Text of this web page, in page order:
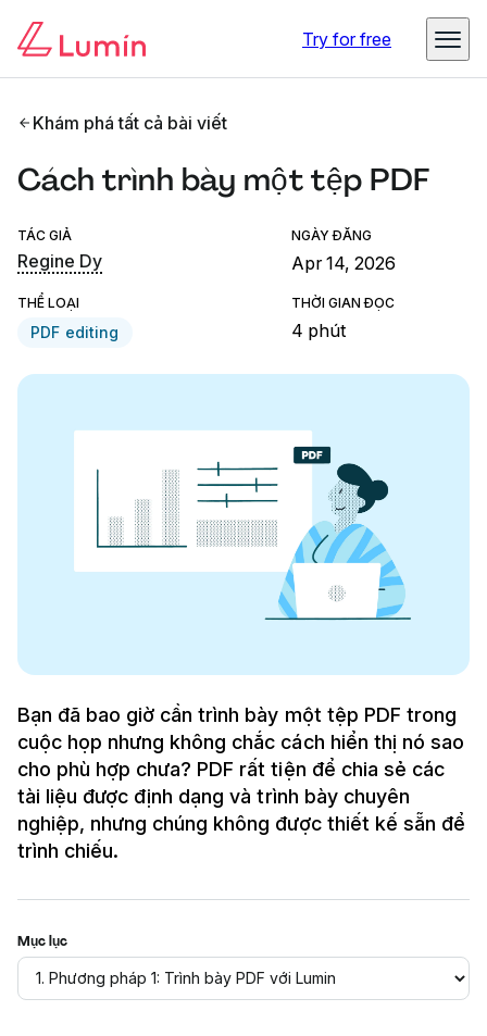
Try for free
Khám phá tất cả bài viết
Cách trình bày một tệp PDF
TÁC GIẢ
Regine Dy
NGÀY ĐĂNG
Apr 14, 2026
THỂ LOẠI
PDF editing
THỜI GIAN ĐỌC
4 phút
Bạn đã bao giờ cần trình bày một tệp PDF trong
cuộc họp nhưng không chắc cách hiển thị nó sao
cho phù hợp chưa? PDF rất tiện để chia sẻ các
tài liệu được định dạng và trình bày chuyên
nghiệp, nhưng chúng không được thiết kế sẵn để
trình chiếu.
Mục lục